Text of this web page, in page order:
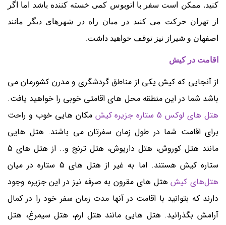
کنید. ممکن است سفر با اتوبوس کمی خسته کننده باشد اما اگر
از تهران حرکت می کنید در میان راه در شهرهای دیگر مانند
اصفهان و شیراز نیز توقف خواهید داشت.
اقامت در کیش
از آنجایی که کیش یکی از مناطق گردشگری و مدرن کشورمان می
باشد شما در این منطقه محل های اقامتی خوبی را خواهید یافت.
هتل های لوکس5 ستاره جزیره کیش
مکان هایی خوب و راحت
برای اقامت شما در طول زمان سفرتان می باشند. هتل هایی
مانند هتل کوروش، هتل داریوش، هتل ترنج و.. از هتل های 5
ستاره کیش هستند. اما به غیر از هتل های 5 ستاره در میان
هتل‌های کیش هتل های مقرون به صرفه نیز در این جزیره وجود
دارند که بتوانید با اقامت در آنها مدت زمان سفر خود را در کمال
آرامش بگذرانید. هتل هایی مانند هتل ارم، هتل سیمرغ، هتل